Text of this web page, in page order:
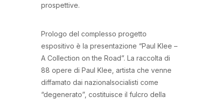
prospettive.
Prologo del complesso progetto
espositivo è la presentazione “Paul Klee –
A Collection on the Road”. La raccolta di
88 opere di Paul Klee, artista che venne
diffamato dai nazionalsocialisti come
“degenerato”, costituisce il fulcro della